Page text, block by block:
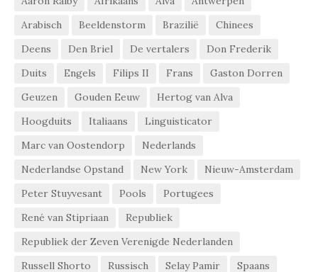
Arabisch
Beeldenstorm Brazilië
Chinees
Deens
Den Briel De vertalers
Don Frederik
Duits
Engels Filips II Frans
Gaston Dorren
Geuzen
Gouden Eeuw
Hertog van Alva
Hoogduits
Italiaans
Linguisticator
Marc van Oostendorp
Nederlands
Nederlandse Opstand
New York
Nieuw-Amsterdam
Peter Stuyvesant
Pools
Portugees
René van Stipriaan
Republiek
Republiek der Zeven Verenigde Nederlanden
Russell Shorto
Russisch Selay Pamir Spaans